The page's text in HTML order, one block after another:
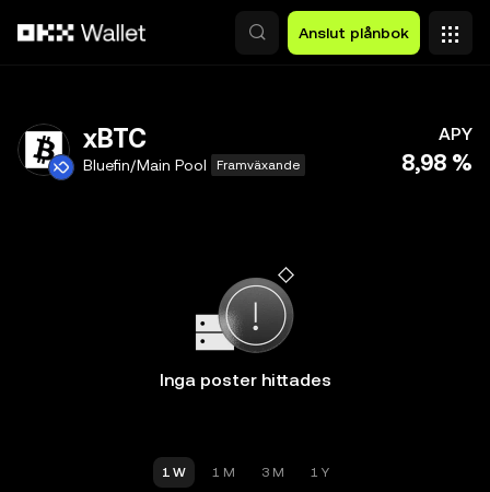
Anslut plånbok
xBTC
Bluefin/Main Pool Framväxande
APY
8,98 %
Inga poster hittades
1 W 1 M 3 M 1 Y